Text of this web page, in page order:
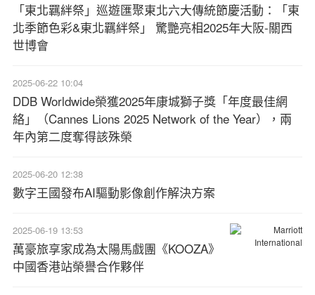
「東北羈絆祭」巡遊匯聚東北六大傳統節慶活動：「東
北季節色彩&東北羈絆祭」 驚艷亮相2025年大阪-關西
世博會
2025-06-22 10:04
DDB Worldwide榮獲2025年康城獅子獎「年度最佳網
絡」（Cannes Lions 2025 Network of the Year），兩
年內第二度奪得該殊榮
2025-06-20 12:38
數字王國發布AI驅動影像創作解決方案
2025-06-19 13:53
萬豪旅享家成為太陽馬戲團《KOOZA》
中國香港站榮譽合作夥伴